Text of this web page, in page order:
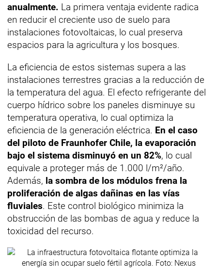
anualmente. La primera ventaja evidente radica
en reducir el creciente uso de suelo para
instalaciones fotovoltaicas, lo cual preserva
espacios para la agricultura y los bosques.
La eficiencia de estos sistemas supera a las
instalaciones terrestres gracias a la reducción de
la temperatura del agua. El efecto refrigerante del
cuerpo hídrico sobre los paneles disminuye su
temperatura operativa, lo cual optimiza la
eficiencia de la generación eléctrica. En el caso
del piloto de Fraunhofer Chile, la evaporación
bajo el sistema disminuyó en un 82%, lo cual
equivale a proteger más de 1.000 l/m²/año.
Además, la sombra de los módulos frena la
proliferación de algas dañinas en las vías
fluviales. Este control biológico minimiza la
obstrucción de las bombas de agua y reduce la
toxicidad del recurso.